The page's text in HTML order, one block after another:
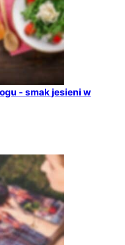
- smak jesieni w